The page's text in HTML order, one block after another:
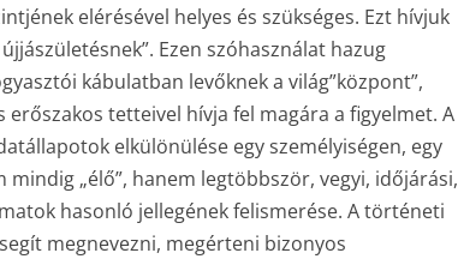
elérésével helyes és szükséges. Ezt hívjuk
Ezen szóhasználat hazug
kábulatban levőknek a világ”központ”,
erőszakos tetteivel hívja fel magára a figyelmet. A
elkülönülése egy személyiségen, egy
mindig „élő”, hanem legtöbbször, vegyi, időjárási,
hasonló jellegének felismerése. A történeti
megnevezni, megérteni bizonyos